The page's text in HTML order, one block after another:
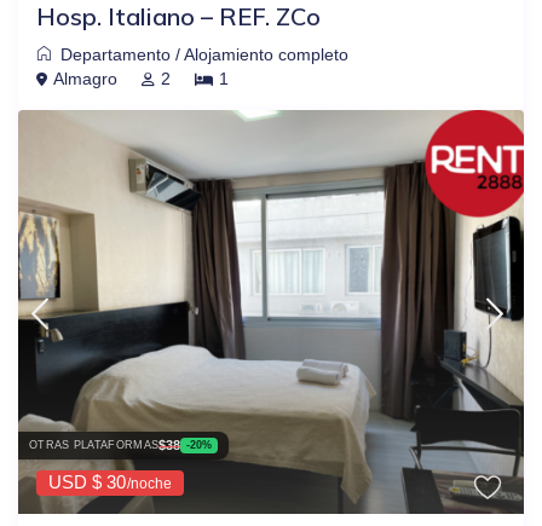
Hosp. Italiano – REF. ZCo
Departamento /Alojamiento completo
Almagro
2 1
OTRAS PLATAFORMAS$38 -20%
USD $ 30/noche